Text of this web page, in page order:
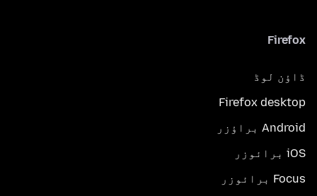
Firefox
ڈاؤن لوڈ
Firefox desktop
Android براؤزر
iOS برائوزر
Focus برائوزر